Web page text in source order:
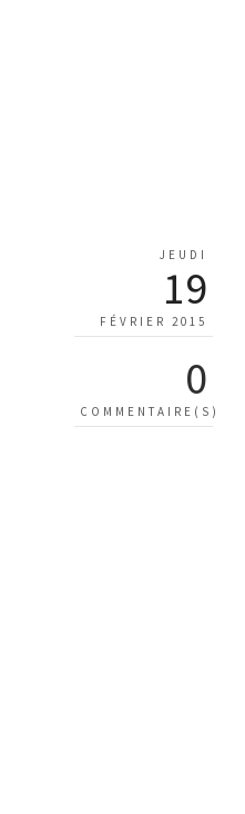
JEUDI
19
FÉVRIER 2015
0
COMMENTAIRE(S)